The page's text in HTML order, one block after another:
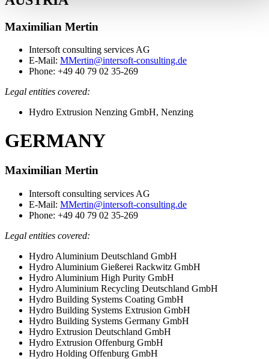
Maximilian Mertin
Intersoft consulting services AG
E-Mail: MMertin@intersoft-consulting.de
Phone: +49 40 79 02 35-269
Legal entities covered:
Hydro Extrusion Nenzing GmbH, Nenzing
GERMANY
Maximilian Mertin
Intersoft consulting services AG
E-Mail: MMertin@intersoft-consulting.de
Phone: +49 40 79 02 35-269
Legal entities covered:
Hydro Aluminium Deutschland GmbH
Hydro Aluminium Gießerei Rackwitz GmbH
Hydro Aluminium High Purity GmbH
Hydro Aluminium Recycling Deutschland GmbH
Hydro Building Systems Coating GmbH
Hydro Building Systems Extrusion GmbH
Hydro Building Systems Germany GmbH
Hydro Extrusion Deutschland GmbH
Hydro Extrusion Offenburg GmbH
Hydro Holding Offenburg GmbH